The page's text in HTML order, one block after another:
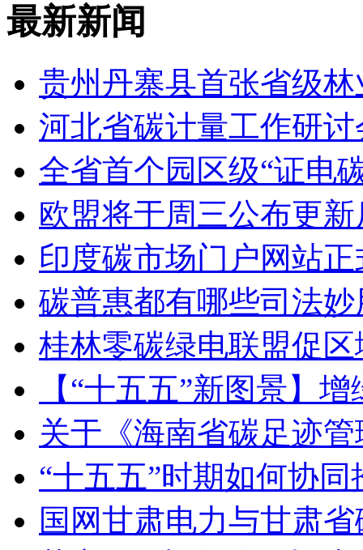
最新新闻
贵州丹寨县首张省级
河北省碳计量工作研
全省首个园区级“证电
欧盟将于周三公布更
印度碳市场门户网站
碳普惠都有哪些司法
桂林零碳绿电联盟促
【“十五五”新图景】
关于《海南省碳足迹
“十五五”时期如何协
国网甘肃电力与甘肃